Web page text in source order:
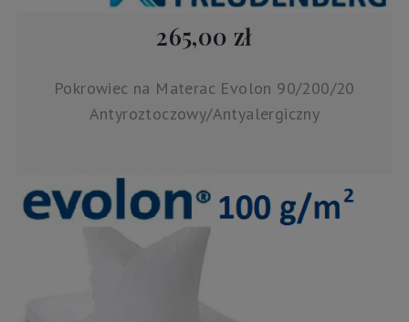
265,00 zł
Pokrowiec na Materac Evolon 90/200/20
Antyroztoczowy/Antyalergiczny